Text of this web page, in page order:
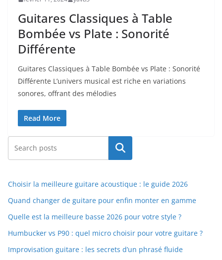
Guitares Classiques à Table
Bombée vs Plate : Sonorité
Différente
Guitares Classiques à ⁤Table Bombée vs Plate : Sonorité
Différente L’univers musical ‌est riche en​ variations
sonores, offrant des mélodies
Read More
Rechercher
Choisir la meilleure guitare acoustique : le guide 2026
Quand changer de guitare pour enfin monter en gamme
Quelle est la meilleure basse 2026 pour votre style ?
Humbucker vs P90 : quel micro choisir pour votre guitare ?
Improvisation guitare : les secrets d’un phrasé fluide